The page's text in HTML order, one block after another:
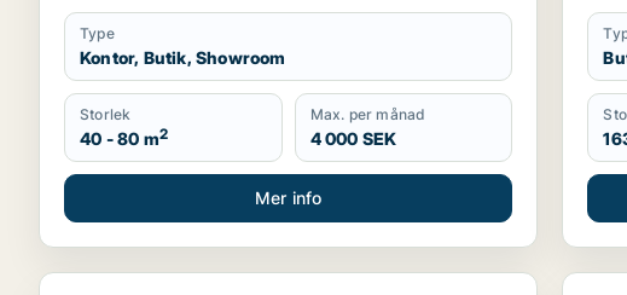
Type
Kontor, Butik, Showroom
Storlek
40 - 80 m2
Max. per månad
4 000 SEK
Mer info